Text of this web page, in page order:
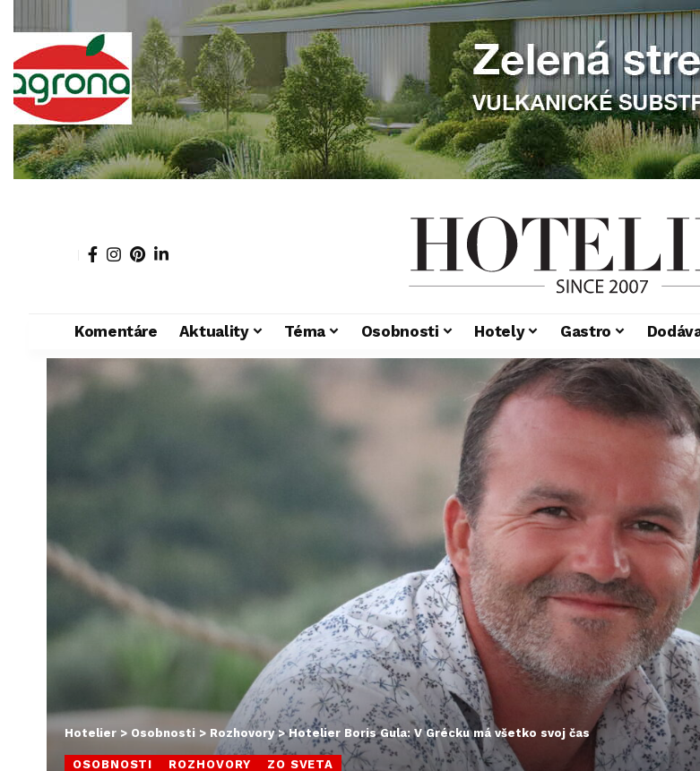
Komentáre Aktuality Téma Osobnosti Hotely Gastro
Hotelier > Osobnosti > Rozhovory>Hotelier Boris Gula: V Grécku má všetko svoj čas
OSOBNOSTI ROZHOVORY ZO SVETA